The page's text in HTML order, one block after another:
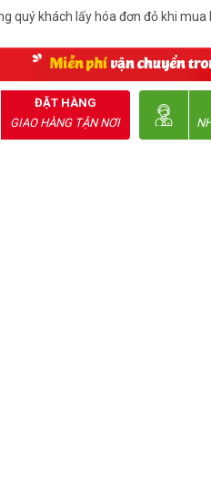
surge let-
quý khách lấy hóa đơn đỏ khi
ĐẶT HÀNG
GIAO HÀNG TẬN NƠI